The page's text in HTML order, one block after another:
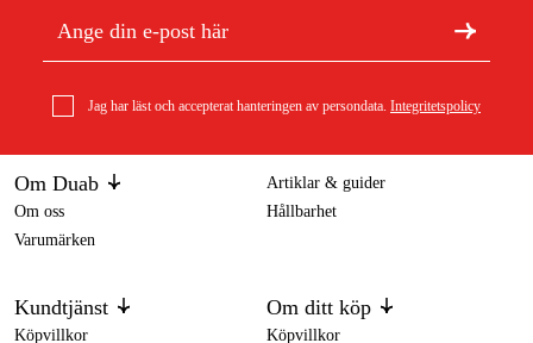
Jag har läst och accepterat hanteringen av persondata. Integritetspolicy
Om Duab
Om oss
Varumärken
Artiklar & guider
Hållbarhet
Kundtjänst
Köpvillkor
Om ditt köp
Köpvillkor